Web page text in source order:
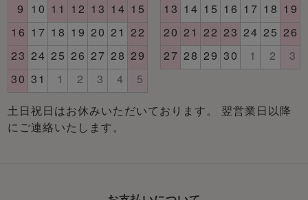
土日祝日はお休みいただいております。 翌営業日以降
にご連絡いたします。